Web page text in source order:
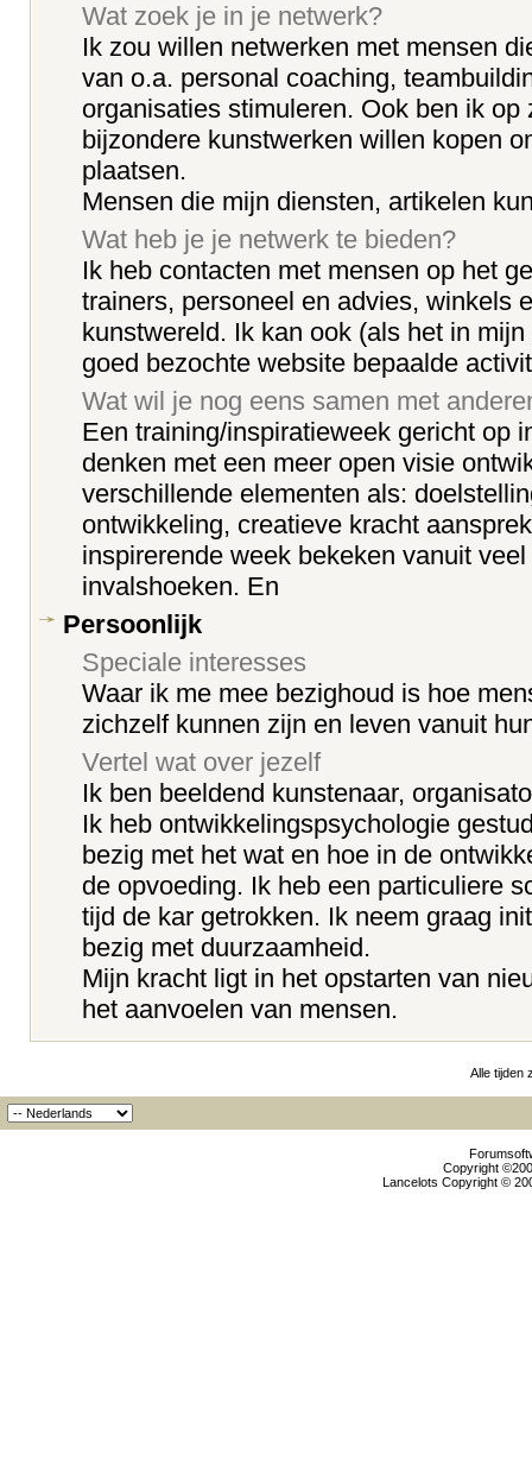
Wat zoek je in je netwerk?
Ik zou willen netwerken met mensen
van o.a. personal coaching,
organisaties stimuleren. Ook ben ik op
bijzondere kunstwerken willen kopen
plaatsen.
Mensen die mijn diensten, artikelen
Wat heb je je netwerk te bieden?
Ik heb contacten met mensen op het
trainers, personeel en advies, winkels
kunstwereld. Ik kan ook (als het in
goed bezochte website bepaalde
Wat wil je nog eens samen met
Een training/inspiratieweek gericht op
denken met een meer open visie
verschillende elementen als:
ontwikkeling, creatieve kracht
inspirerende week bekeken vanuit
invalshoeken. En
Persoonlijk
Speciale interesses
Waar ik me mee bezighoud is hoe
zichzelf kunnen zijn en leven vanuit
Vertel wat over jezelf
Ik ben beeldend kunstenaar,
Ik heb ontwikkelingspsychologie
bezig met het wat en hoe in de
de opvoeding. Ik heb een particuliere
tijd de kar getrokken. Ik neem graag
bezig met duurzaamheid.
Mijn kracht ligt in het opstarten van
het aanvoelen van mensen.
Alle tijden
Copyright
Lancelots Copyright ©